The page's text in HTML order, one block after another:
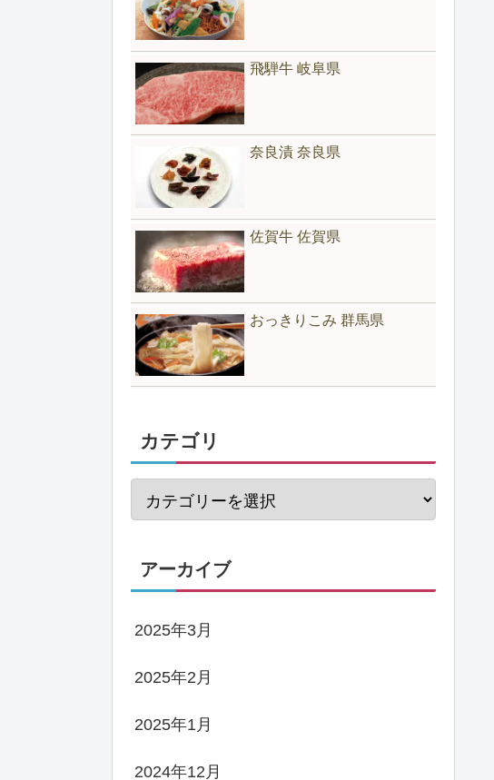
飛騨牛 岐阜県
奈良漬 奈良県
佐賀牛 佐賀県
おっきりこみ 群馬県
カテゴリ
アーカイブ
2025年3月
2025年2月
2025年1月
2024年12月